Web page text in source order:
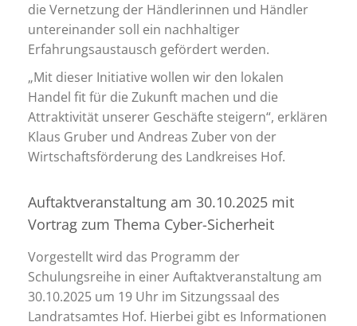
die Vernetzung der Händlerinnen und Händler
untereinander soll ein nachhaltiger
Erfahrungsaustausch gefördert werden.
„Mit dieser Initiative wollen wir den lokalen
Handel fit für die Zukunft machen und die
Attraktivität unserer Geschäfte steigern“, erklären
Klaus Gruber und Andreas Zuber von der
Wirtschaftsförderung des Landkreises Hof.
Auftaktveranstaltung am 30.10.2025 mit
Vortrag zum Thema Cyber-Sicherheit
Vorgestellt wird das Programm der
Schulungsreihe in einer Auftaktveranstaltung am
30.10.2025 um 19 Uhr im Sitzungssaal des
Landratsamtes Hof. Hierbei gibt es Informationen